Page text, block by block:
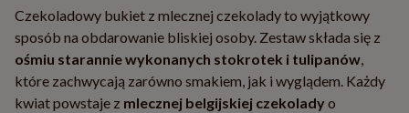
Czekoladowy bukiet z mlecznej czekolady to wyjątkowy
sposób na obdarowanie bliskiej osoby. Zestaw składa się z
ośmiu starannie wykonanych stokrotek i tulipanów,
które zachwycają zarówno smakiem, jak i wyglądem. Każdy
kwiat powstaje z mlecznej belgijskiej czekoladyo